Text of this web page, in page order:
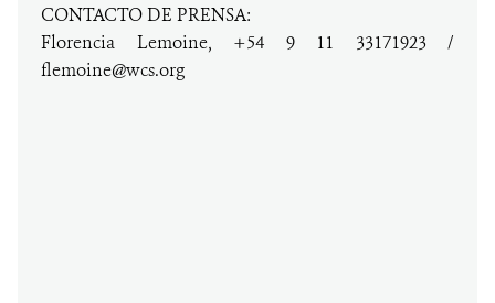
CONTACTO DE PRENSA:
Florencia Lemoine, +54 9 11 33171923 /
flemoine@wcs.org